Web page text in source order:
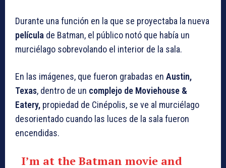
Durante una función en la que se proyectaba la nueva
película de Batman, el público notó que había un
murciélago sobrevolando el interior de la sala.
En las imágenes, que fueron grabadas en Austin,
Texas, dentro de un complejo de Moviehouse &
Eatery, propiedad de Cinépolis, se ve al murciélago
desorientado cuando las luces de la sala fueron
encendidas.
I’m at the Batman movie and